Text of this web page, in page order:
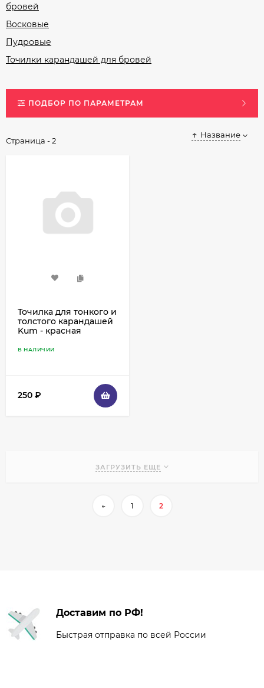
бровей
Восковые
Пудровые
Точилки карандашей для бровей
ПОДБОР ПО ПАРАМЕТРАМ
Название
Страница - 2
Точилка для тонкого и
толстого карандашей
Kum - красная
В НАЛИЧИИ
250 ₽
ЗАГРУЗИТЬ ЕЩЕ
← 1 2
Доставим по РФ!
Быстрая отправка по всей России